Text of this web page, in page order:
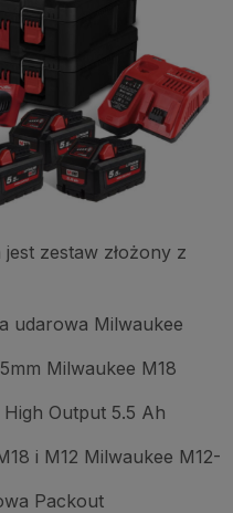
zestaw złożony z
udarowa Milwaukee
Milwaukee M18
Output 5.5 Ah
i M12 Milwaukee M12-
Packout